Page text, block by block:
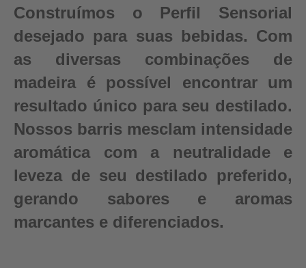
Construímos o Perfil Sensorial
desejado para suas bebidas. Com
as diversas combinações de
madeira é possível encontrar um
resultado único para seu destilado.
Nossos barris mesclam intensidade
aromática com a neutralidade e
leveza de seu destilado preferido,
gerando sabores e aromas
marcantes e diferenciados.